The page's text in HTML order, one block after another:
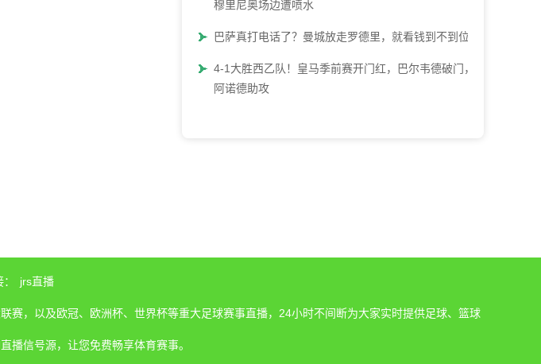
穆里尼奥场边遭喷水
巴萨真打电话了？曼城放走罗德里，就看钱到不到位
4-1大胜西乙队！皇马季前赛开门红，巴尔韦德破门，
阿诺德助攻
jrs直播
，以及欧冠、欧洲杯、世界杯等重大足球赛事直播，24小时不间断为大家实时提供足球、篮球
播信号源，让您免费畅享体育赛事。